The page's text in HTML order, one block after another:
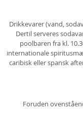
Drikkevarer (vand,
Dertil serveres
poolbaren fra kl.
internationale
caribisk eller spansk
Foruden